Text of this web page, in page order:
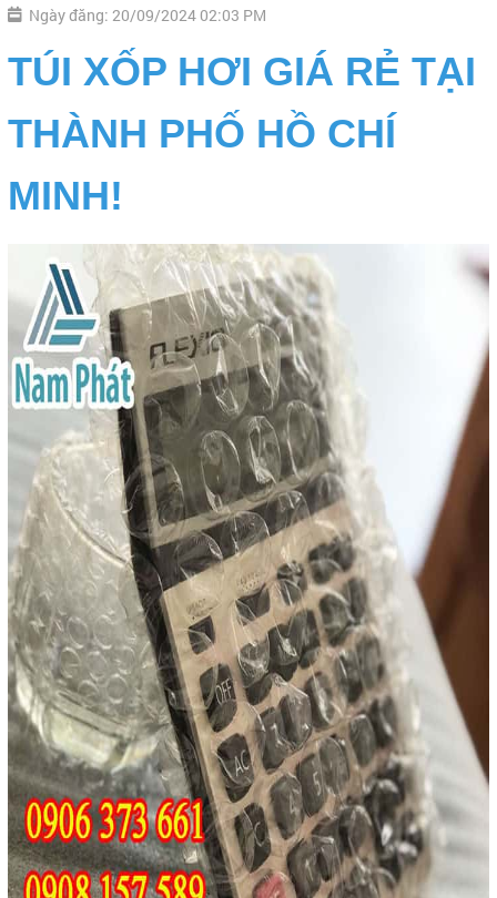
Ngày đăng: 20/09/2024 02:03 PM
TÚI XỐP HƠI GIÁ RẺ TẠI
THÀNH PHỐ HỒ CHÍ
MINH!